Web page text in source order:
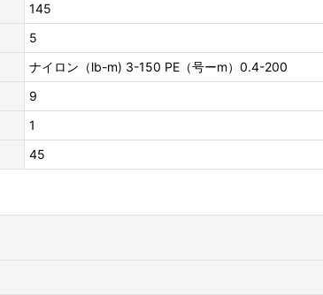
145
5
ナイロン（lb-m) 3-150 PE（号ーm）0.4-200
9
1
45